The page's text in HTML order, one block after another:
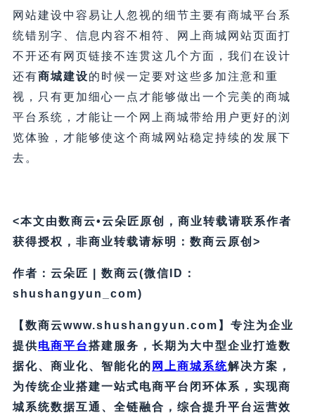
网站建设中容易让人忽视的细节主要有商城平台系
统错别字、信息内容不相符、网上商城网站页面打
不开还有网页链接不连贯这几个方面，我们在设计
还有商城建设的时候一定要对这些多加注意和重
视，只有更加细心一点才能够做出一个完美的商城
平台系统，才能让一个网上商城带给用户更好的浏
览体验，才能够使这个商城网站稳定持续的发展下
去。
<本文由数商云•云朵匠原创，商业转载请联系作者
获得授权，非商业转载请标明：数商云原创>
作者：云朵匠 | 数商云(微信ID：
shushangyun_com)
【数商云www.shushangyun.com】专注为企业
提供电商平台搭建服务，长期为大中型企业打造数
据化、商业化、智能化的 网上商城系统解决方案，
为传统企业搭建一站式电商平台闭环体系，实现商
城系统数据互通、全链融合，综合提升平台运营效